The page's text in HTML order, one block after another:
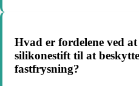
Hvad er fordelene ved
silikonestift til at
fastfrysning?